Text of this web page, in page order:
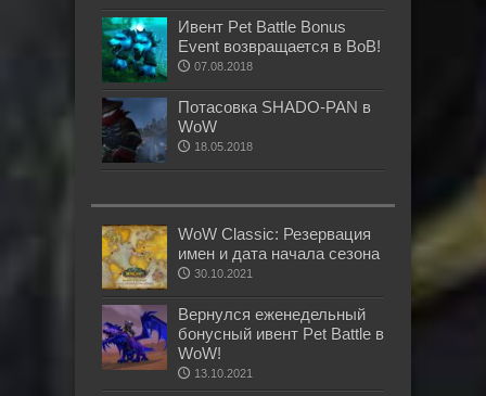
Ивент Pet Battle Bonus
Event возвращается в ВоВ!
07.08.2018
Потасовка SHADO-PAN в
WoW
18.05.2018
WoW Classic: Резервация
имен и дата начала сезона
30.10.2021
Вернулся еженедельный
бонусный ивент Pet Battle в
WoW!
13.10.2021